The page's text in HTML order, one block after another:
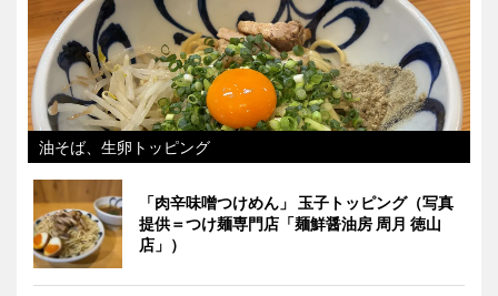
油そば、生卵トッピング
「肉辛味噌つけめん」 玉子トッピング（写真
提供＝つけ麺専門店「麺鮮醤油房 周月 徳山
店」）